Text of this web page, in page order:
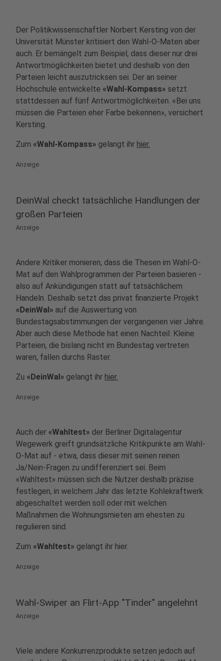
Der Politikwissenschaftler Norbert Kersting von der
Universität Münster kritisiert den Wahl-O-Maten aber
auch. Er bemängelt zum Beispiel, dass dieser nur drei
Antwortmöglichkeiten bietet und deshalb von den
Parteien leicht auszutricksen sei. Der an seiner
Hochschule entwickelte «Wahl-Kompass» setzt
stattdessen auf fünf Antwortmöglichkeiten. «Bei uns
müssen die Parteien eher Farbe bekennen», versichert
Kersting.
Zum «Wahl-Kompass» gelangt ihr hier.
Anzeige
DeinWal checkt tatsächliche Handlungen der
großen Parteien
Anzeige
Andere Kritiker monieren, dass die Thesen im Wahl-O-
Mat auf den Wahlprogrammen der Parteien basieren -
also auf Ankündigungen statt auf tatsächlichem
Handeln. Deshalb setzt das privat finanzierte Projekt
«DeinWal» auf die Auswertung von
Bundestagsabstimmungen der vergangenen vier Jahre.
Aber auch diese Methode hat einen Nachteil: Kleine
Parteien, die bislang nicht im Bundestag vertreten
waren, fallen durchs Raster.
Zu «DeinWal» gelangt ihr hier.
Anzeige
Auch der «Wahltest» der Berliner Digitalagentur
Wegewerk greift grundsätzliche Kritikpunkte am Wahl-
O-Mat auf - etwa, dass dieser mit seinen reinen
Ja/Nein-Fragen zu undifferenziert sei. Beim
«Wahltest» müssen sich die Nutzer deshalb präzise
festlegen, in welchem Jahr das letzte Kohlekraftwerk
abgeschaltet werden soll oder mit welchen
Maßnahmen die Wohnungsmieten am ehesten zu
regulieren sind.
Zum «Wahltest» gelangt ihr hier.
Anzeige
Wahl-Swiper an Flirt-App "Tinder" angelehnt
Anzeige
Viele andere Konkurrenzprodukte setzen jedoch auf